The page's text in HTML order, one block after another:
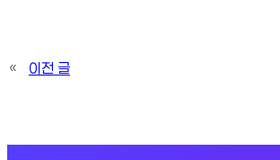
«
이전 글